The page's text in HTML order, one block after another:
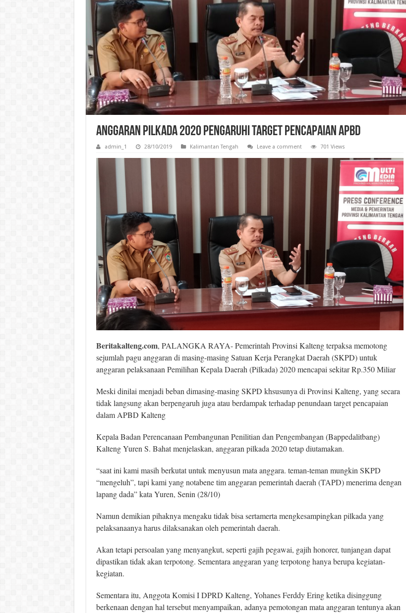
Anggaran Pilkada 2020 Pengaruhi Target Pencapaian APBD
admin_1 28/10/2019 Kalimantan Tengah Leave a comment 701 Views
Beritakalteng.com, PALANGKA RAYA- Pemerintah Provinsi Kalteng terpaksa memotong
sejumlah pagu anggaran di masing-masing Satuan Kerja Perangkat Daerah (SKPD) untuk
anggaran pelaksanaan Pemilihan Kepala Daerah (Pilkada) 2020 mencapai sekitar Rp.350 Miliar
Meski dinilai menjadi beban dimasing-masing SKPD khsusunya di Provinsi Kalteng, yang secara
tidak langsung akan berpengaruh juga atau berdampak terhadap penundaan target pencapaian
dalam APBD Kalteng
Kepala Badan Perencanaan Pembangunan Penilitian dan Pengembangan (Bappedalitbang)
Kalteng Yuren S. Bahat menjelaskan, anggaran pilkada 2020 tetap diutamakan.
“saat ini kami masih berkutat untuk menyusun mata anggara. teman-teman mungkin SKPD
“mengeluh”, tapi kami yang notabene tim anggaran pemerintah daerah (TAPD) menerima dengan
lapang dada” kata Yuren, Senin (28/10)
Namun demikian pihaknya mengaku tidak bisa sertamerta mengkesampingkan pilkada yang
pelaksanaanya harus dilaksanakan oleh pemerintah daerah.
Akan tetapi persoalan yang menyangkut, seperti gajih pegawai, gajih honorer, tunjangan dapat
dipastikan tidak akan terpotong. Sementara anggaran yang terpotong hanya berupa kegiatan-
kegiatan.
Sementara itu, Anggota Komisi I DPRD Kalteng, Yohanes Ferddy Ering ketika disinggung
berkenaan dengan hal tersebut menyampaikan, adanya pemotongan mata anggaran tentunya akan